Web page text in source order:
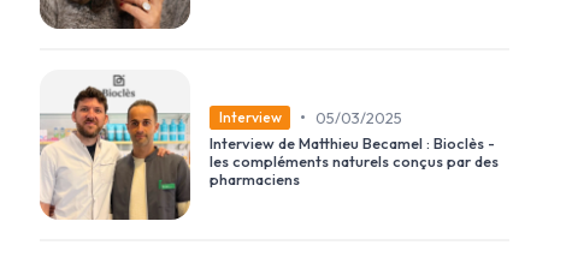
Interview •
05/03/2025
Interview de Matthieu Becamel : Bioclès -
les compléments naturels conçus par des
pharmaciens